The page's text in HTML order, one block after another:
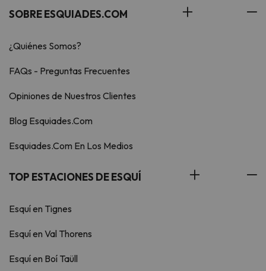
SOBRE ESQUIADES.COM
¿Quiénes Somos?
FAQs - Preguntas Frecuentes
Opiniones de Nuestros Clientes
Blog Esquiades.Com
Esquiades.Com En Los Medios
TOP ESTACIONES DE ESQUÍ
Esquí en Tignes
Esquí en Val Thorens
Esquí en Boí Taüll